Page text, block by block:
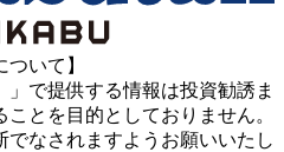
いて】
で提供する情報は投資勧誘ま
とを目的としておりません。
なされますようお願いいたし